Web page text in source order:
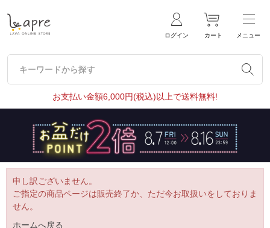
ログイン カート メニュー
キーワードから探す
キーワードから探す
お支払い金額6,000円(税込)以上で送料無料!
申し訳ございません。
ご指定の商品ページは販売終了か、ただ今お取扱いをしておりま
せん。
ホームへ戻る